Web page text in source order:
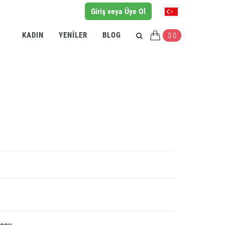
Giriş veya Üye Ol
KADIN YENILER BLOG $ 0